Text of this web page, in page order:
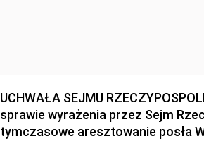
UCHWAŁA SEJMU
sprawie wyrażenia przez Sejm
tymczasowe aresztowanie posła